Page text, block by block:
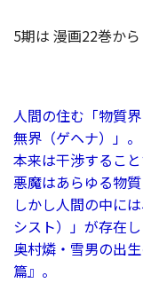
5期は 漫画22巻から
人間の住む「物質
無界（ゲヘナ）」。
本来は干渉するこ
悪魔はあらゆる物
しかし人間の中に
シスト）」が存在し
奥村燐・雪男の出生
篇』。